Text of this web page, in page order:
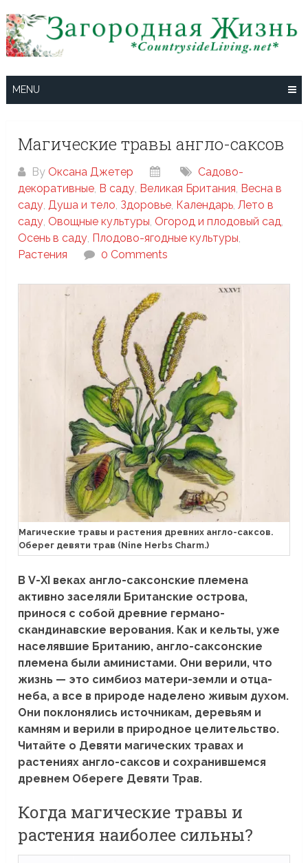
to
content
MENU
Магические травы англо-саксов
By Оксана Джетер
Cадово-
декоративные, В саду, Великая Британия, Весна в
саду,Душа и тело, Здоровье, Календарь,Лето в
саду, Овощные культуры, Огород и плодовый сад,
Осень в саду, Плодово-ягодные культуры,
Растения
0 Comments
Магические травы и растения древних англо-саксов.
Оберег девяти трав (Nine Herbs Charm.)
В V-XI веках англо-саксонские племена
активно заселяли Британские острова,
принося с собой древние германо-
скандинавские верования. Как и кельты, уже
населявшие Британию, англо-саксонские
племена были аминистами. Они верили, что
жизнь — это симбиоз матери-земли и отца-
неба, а все в природе наделено живым духом.
Они поклонялись источникам, деревьям и
камням и верили в природное целительство.
Читайте о Девяти магических травах и
растениях англо-саксов и сохранившемся
древнем Обереге Девяти Трав.
Когда магические травы и
растения наиболее сильны?